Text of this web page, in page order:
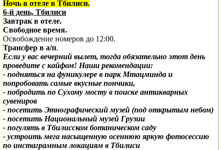
Ночь в отеле в Тбилиси.
6-й день, Тбилиси
Завтрак в отеле.
Свободное время.
Освобождение номеров до 12:00.
Трансфер в а/п.
Если у вас вечерний вылет, тогда обязательно этот день
проведите с кайфом! Наши рекомендации:
- подняться на фуникулере в парк Мтацминда и
попробовать самые вкусные пончики,
- побродить по Сухому мосту в поиске антикварных
сувениров
- посетить Этнографический музей (под открытым небом)
- посетить Национальный музей Грузии
- погулять в Тбилисском ботаническом саду
- устроить мега насыщенную осеннюю яркую фотосессию
по инстаграмным локациям в Тбилиси